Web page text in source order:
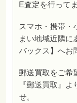
E査定を行って
スマホ・携帯・
まい地域近隣に
バックス】へお
郵送買取をご希
『郵送買取』
せ。